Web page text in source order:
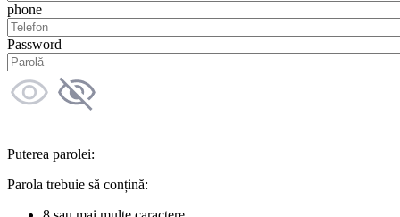
phone
Password
Puterea parolei:
Parola trebuie să conțină: